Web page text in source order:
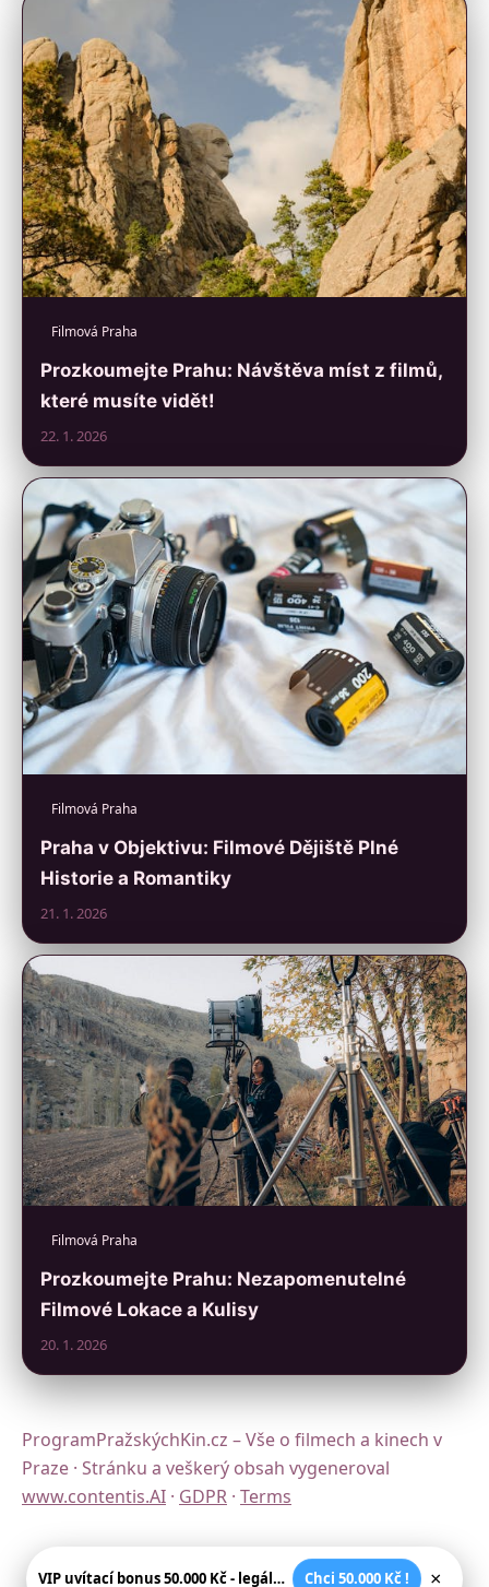
Filmová Praha
Prozkoumejte Prahu: Návštěva míst z filmů,
které musíte vidět!
22. 1. 2026
Filmová Praha
Praha v Objektivu: Filmové Dějiště Plné
Historie a Romantiky
21. 1. 2026
Filmová Praha
Prozkoumejte Prahu: Nezapomenutelné
Filmové Lokace a Kulisy
20. 1. 2026
ProgramPražskýchKin.cz – Vše o filmech a kinech v
Praze · Stránku a veškerý obsah vygeneroval
www.contentis.AI · GDPR · Terms
VIP uvítací bonus 50.000 Kč - legální české kasíno Chci 50.000 Kč ! ×